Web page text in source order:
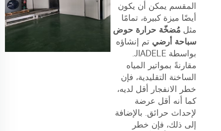
المقسم يمكن أن يكون
أيضًا ميزة كبيرة، تمامًا
مثل مُضخّة حرارة حوض
سباحة أرضي تم إنشاؤه
بواسطة JIADELE.
مقارنةً بمواتير المياه
الساخنة التقليدية، فإن
خطر الانفجار أقل لديه،
كما أنه أقل عرضة
لإحداث حرائق. بالإضافة
إلى ذلك، فإن خطر